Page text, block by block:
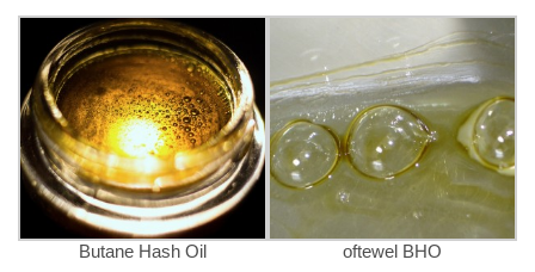
Butane Hash Oil oftewel BHO